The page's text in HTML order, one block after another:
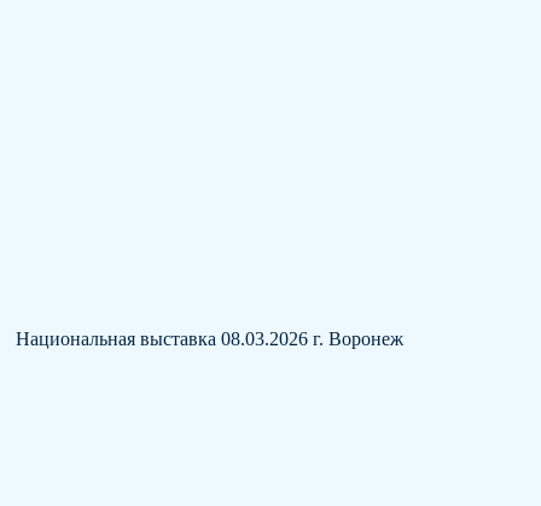
Национальная выставка 08.03.2026 г. Воронеж